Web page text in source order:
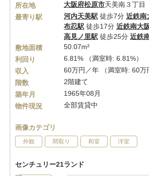
所在地 大阪府松原市天美南３丁目
最寄り駅
河内天美駅 徒歩7分 近鉄南
布忍駅 徒歩17分 近鉄南大
高見ノ里駅 徒歩25分 近鉄
敷地面積
50.07m²
利回り
6.81% （満室時: 6.81%）
収入
60万円／年 （満室時: 60万
階数
2階建て
築年月
1965年08月
物件現況
全部賃貸中
画像カテゴリ
外観 間取り 和室 洋室
センチュリー21ランド